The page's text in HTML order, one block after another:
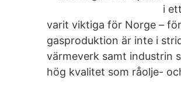
i
varit viktiga för Norge –
gasproduktion är inte i
värmeverk samt industrin
hög kvalitet som råolje-